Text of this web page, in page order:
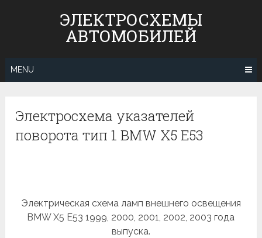
ЭЛЕКТРОСХЕМЫ
АВТОМОБИЛЕЙ
MENU
Электросхема указателей
поворота тип 1 BMW X5 E53
Электрическая схема ламп внешнего освещения
BMW X5 E53 1999, 2000, 2001, 2002, 2003 года
выпуска.